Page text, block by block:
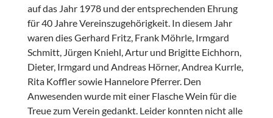
auf das Jahr 1978 und der entsprechenden Ehrung
für 40 Jahre Vereinszugehörigkeit. In diesem Jahr
waren dies Gerhard Fritz, Frank Möhrle, Irmgard
Schmitt, Jürgen Kniehl, Artur und Brigitte Eichhorn,
Dieter, Irmgard und Andreas Hörner, Andrea Kurrle,
Rita Koffler sowie Hannelore Pferrer. Den
Anwesenden wurde mit einer Flasche Wein für die
Treue zum Verein gedankt. Leider konnten nicht alle